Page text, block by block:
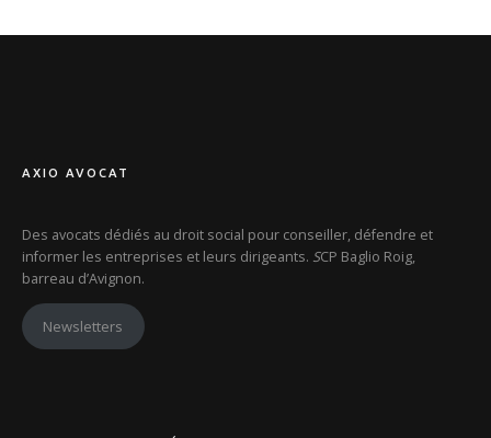
AXIO AVOCAT
Des avocats dédiés au droit social pour conseiller, défendre et
informer les entreprises et leurs dirigeants. SCP Baglio Roig,
barreau d’Avignon.
Newsletters